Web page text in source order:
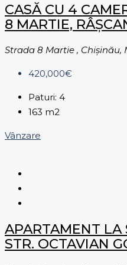
CASĂ CU 4
8 MARTIE,
Strada 8 Martie , Chișinău,
420,000€
Paturi: 4
163 m2
Vânzare
APARTAMENT LA
STR. OCTAVIAN